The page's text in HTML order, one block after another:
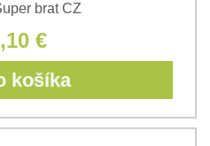
brat CZ
€
košíka